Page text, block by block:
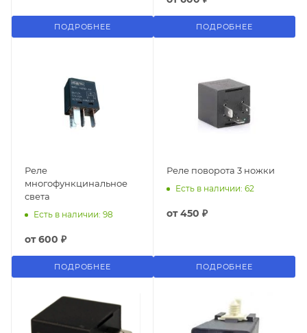
ПОДРОБНЕЕ ПОДРОБНЕЕ
Реле
многофункцинальное
света
Есть в наличии: 98
от600 ₽
ПОДРОБНЕЕ
Реле поворота 3 ножки
Есть в наличии: 62
от450 ₽
ПОДРОБНЕЕ